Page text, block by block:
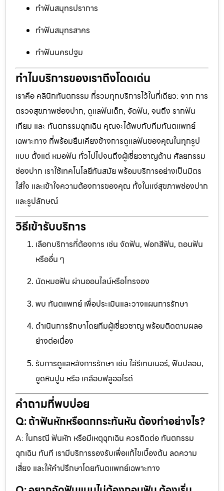
ทำฟันสมุทรปราการ
ทำฟันสมุทรสาคร
ทำฟันนครปฐม
ทำไมบริการของเราถึงโดดเด่น
เราคือ คลินิกทันตกรรม ที่รวมทุกบริการไว้ในที่เดียว: จาก การ
ตรวจสุขภาพช่องปาก, ดูแลฟันเด็ก, จัดฟัน, จนถึง รากฟัน
เทียม และ ทันตกรรมฉุกเฉิน คุณจะได้พบกับทีมทันตแพทย์
เฉพาะทาง ที่พร้อมยืนเคียงข้างการดูแลฟันของคุณในทุกรูป
แบบ ตั้งแต่ หมอฟัน ทั่วไปไปจนถึงผู้เชี่ยวชาญด้าน ศัลยกรรม
ช่องปาก เราใช้เทคโนโลยีทันสมัย พร้อมบริการอย่างเป็นมิตร
ใส่ใจ และเข้าใจความต้องการของคุณ ทั้งในแง่สุขภาพช่องปาก
และรูปลักษณ์
วิธีเข้ารับบริการ
เลือกบริการที่ต้องการ เช่น จัดฟัน, ฟอกสีฟัน, ถอนฟัน
หรืออื่น ๆ
นัดหมอฟัน ผ่านออนไลน์หรือโทรจอง
พบ ทันตแพทย์ เพื่อประเมินและวางแผนการรักษา
ดำเนินการรักษาโดยทีมผู้เชี่ยวชาญ พร้อมติดตามผลอ
ย่างต่อเนื่อง
รับการดูแลหลังการรักษา เช่น ใส่รีเทนเนอร์, ฟันปลอม,
ขูดหินปูน หรือ เคลือบฟลูออไรด์
คำถามที่พบบ่อย
Q: ถ้าฟันหักหรือตกกระทันหัน ต้องทำอย่างไร?
A: ในกรณี ฟันหัก หรือมีเหตุฉุกเฉิน ควรติดต่อ ทันตกรรม
ฉุกเฉิน ทันที เรามีบริการรองรับเพื่อแก้ไขเบื้องต้น ลดความ
เสี่ยง และให้คำปรึกษาโดยทันตแพทย์เฉพาะทาง